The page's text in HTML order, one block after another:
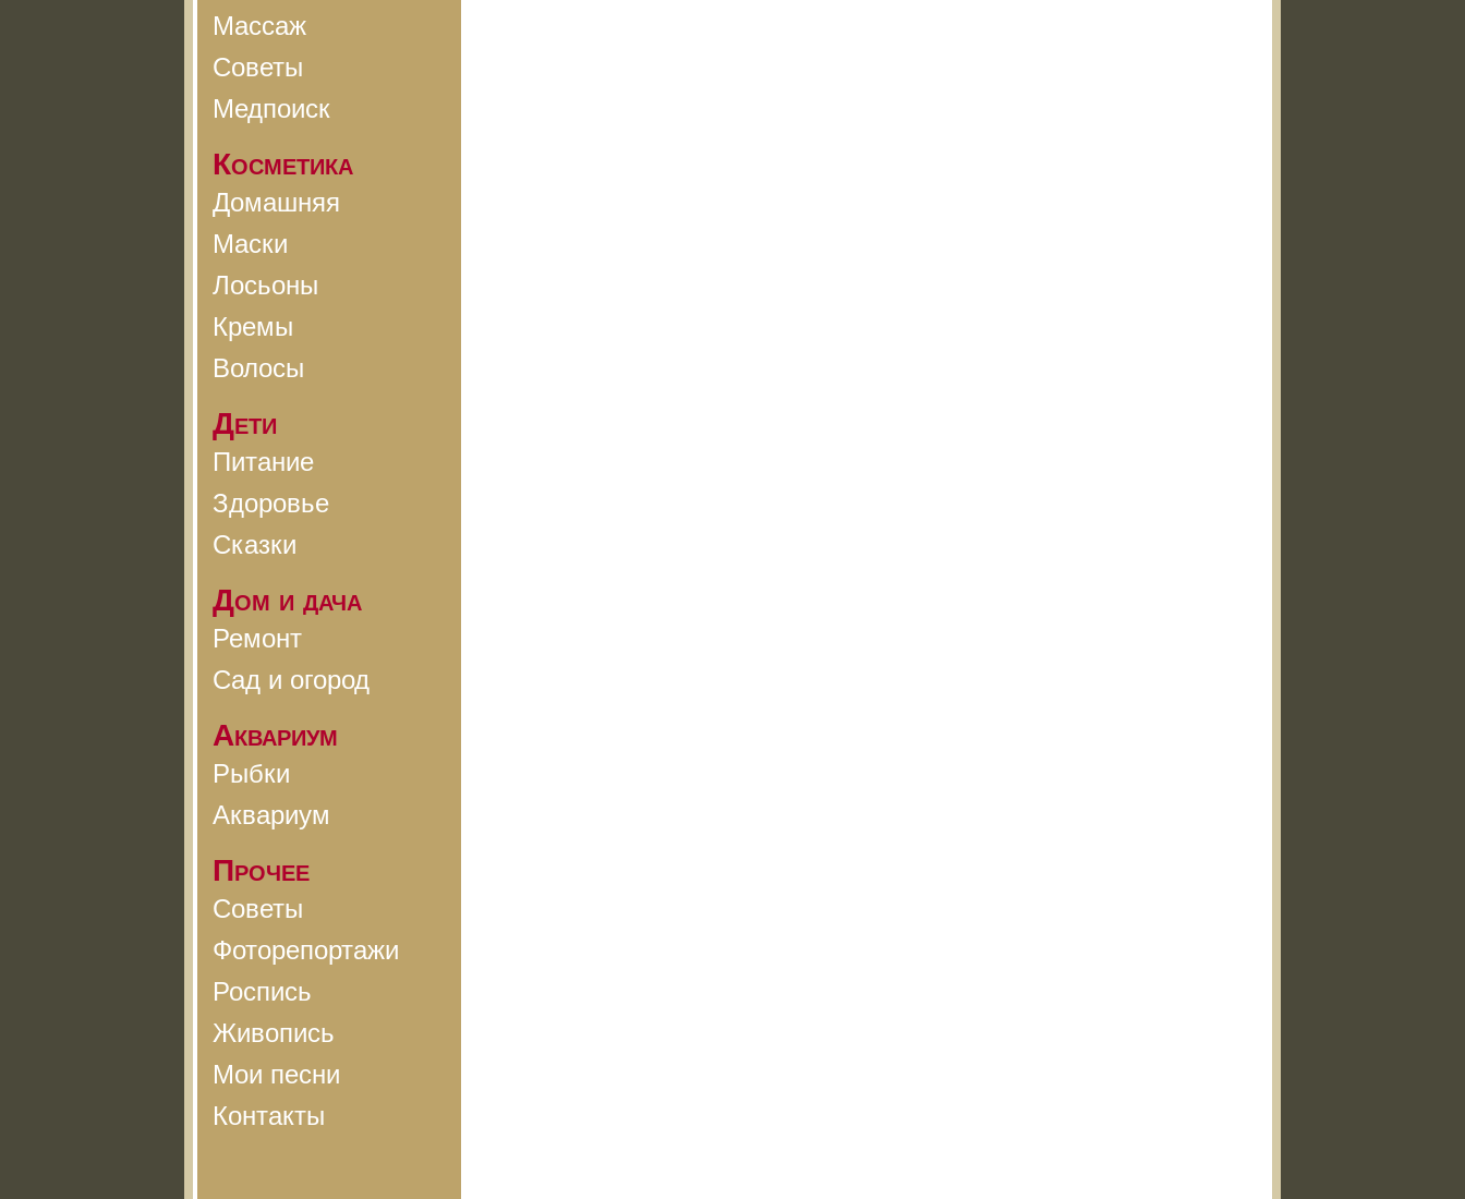
Массаж
Советы
Медпоиск
Косметика
Домашняя
Маски
Лосьоны
Кремы
Волосы
Дети
Питание
Здоровье
Сказки
Дом и дача
Ремонт
Сад и огород
Аквариум
Рыбки
Аквариум
Прочее
Советы
Фоторепортажи
Роспись
Живопись
Мои песни
Контакты